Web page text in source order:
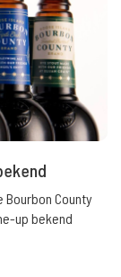
County
up bekend